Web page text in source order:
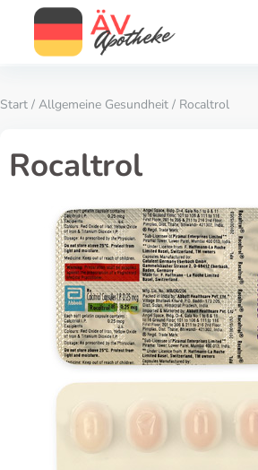
Start / Allgemeine Gesundheit / Rocaltrol
Rocaltrol